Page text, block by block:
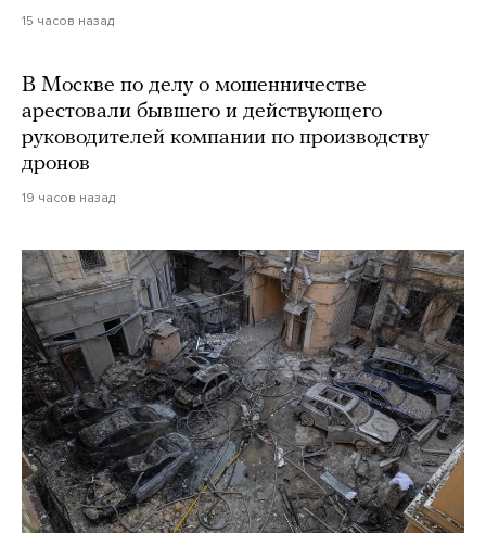
15 часов назад
В Москве по делу о мошенничестве
арестовали бывшего и действующего
руководителей компании по производству
дронов
19 часов назад